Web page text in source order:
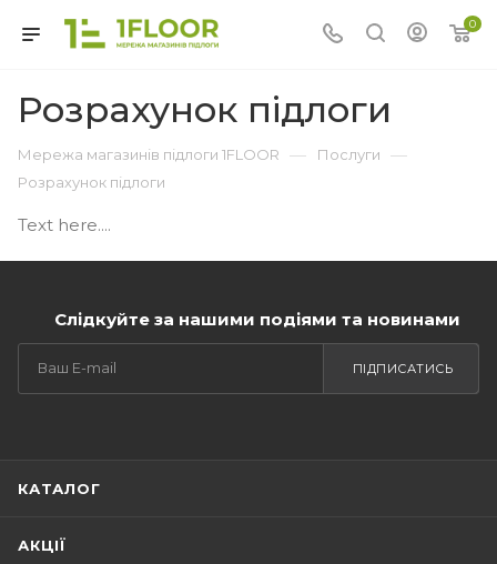
0
Розрахунок підлоги
Мережа магазинів підлоги 1FLOOR — Послуги —
Розрахунок підлоги
Text here....
Слідкуйте за нашими подіями та новинами
ПІДПИСАТИСЬ
КАТАЛОГ
АКЦІЇ